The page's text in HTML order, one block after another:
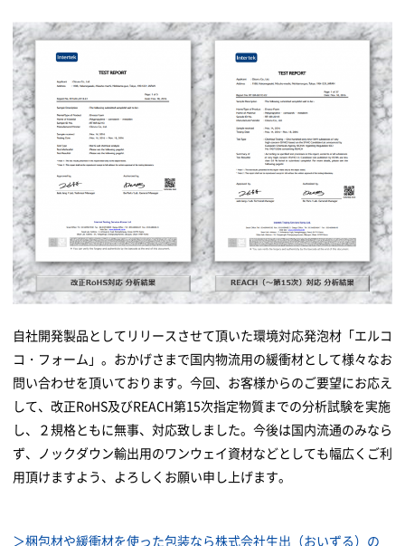
自社開発製品としてリリースさせて頂いた環境対応発泡材「エルコ
コ・フォーム」。おかげさまで国内物流用の緩衝材として様々なお
問い合わせを頂いております。今回、お客様からのご要望にお応え
して、改正RoHS及びREACH第15次指定物質までの分析試験を実施
し、２規格ともに無事、対応致しました。今後は国内流通のみなら
ず、ノックダウン輸出用のワンウェイ資材などとしても幅広くご利
用頂けますよう、よろしくお願い申し上げます。
＞梱包材や緩衝材を使った包装なら株式会社生出（おいずる）の